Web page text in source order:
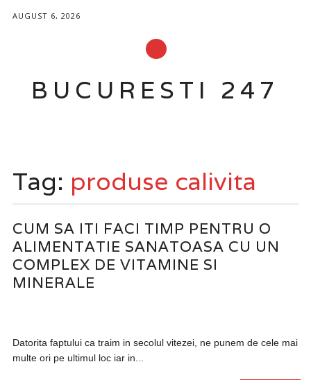
AUGUST 6, 2026
BUCURESTI 247
content
Tag: produse calivita
CUM SA ITI FACI TIMP PENTRU O
ALIMENTATIE SANATOASA CU UN
COMPLEX DE VITAMINE SI
MINERALE
Datorita faptului ca traim in secolul vitezei, ne punem de cele mai
multe ori pe ultimul loc iar in...